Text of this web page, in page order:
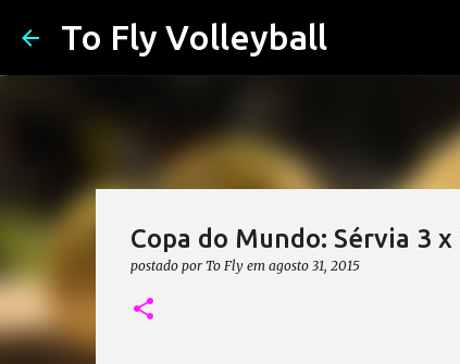
To Fly Volleyball
Copa do Mundo: Sérvia 3 x
postado por To Fly em agosto 31, 2015